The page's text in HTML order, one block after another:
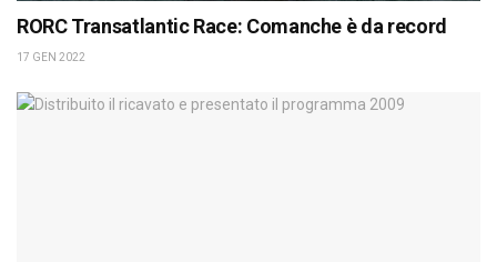
RORC Transatlantic Race: Comanche è da record
17 GEN 2022